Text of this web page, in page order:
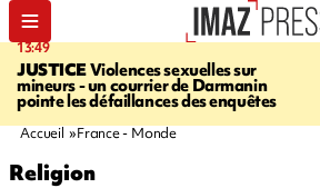
13:49
JUSTICEViolences sexuelles sur
mineurs - un courrier de Darmanin
pointe les défaillances des enquêtes
Accueil France - Monde
Religion